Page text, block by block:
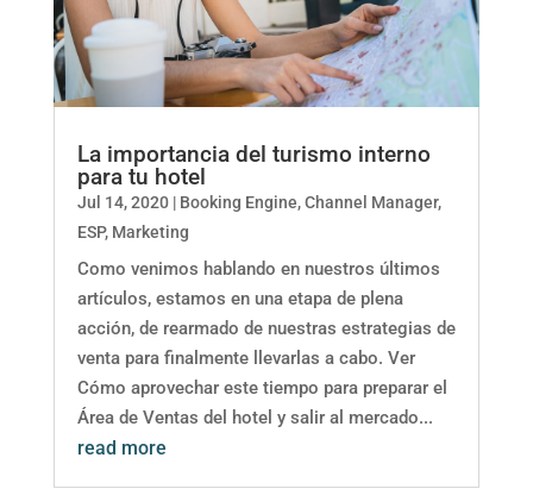
La importancia del turismo interno
para tu hotel
Jul 14, 2020| Booking Engine,Channel Manager,
ESP, Marketing
Como venimos hablando en nuestros últimos
artículos, estamos en una etapa de plena
acción, de rearmado de nuestras estrategias de
venta para finalmente llevarlas a cabo. Ver
Cómo aprovechar este tiempo para preparar el
Área de Ventas del hotel y salir al mercado...
read more